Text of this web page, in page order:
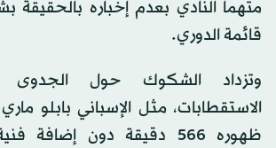
متهماً النادي بعدم إخباره
قائمة الدوري.
وتزداد الشكوك حول الجدوى
الاستقطابات، مثل الإسباني بابلو
ظهوره 566 دقيقة دون